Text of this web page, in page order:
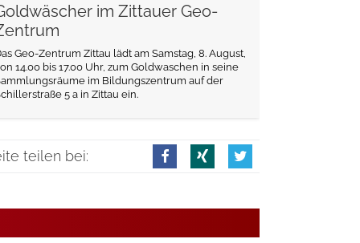
im Zittauer Geo-
Geo-Zentrum Zittau lädt am Samstag, 8. August,
14.00 bis 17.00 Uhr, zum Goldwaschen in seine
im Bildungszentrum auf der
5 a in Zittau ein.
teilen bei: